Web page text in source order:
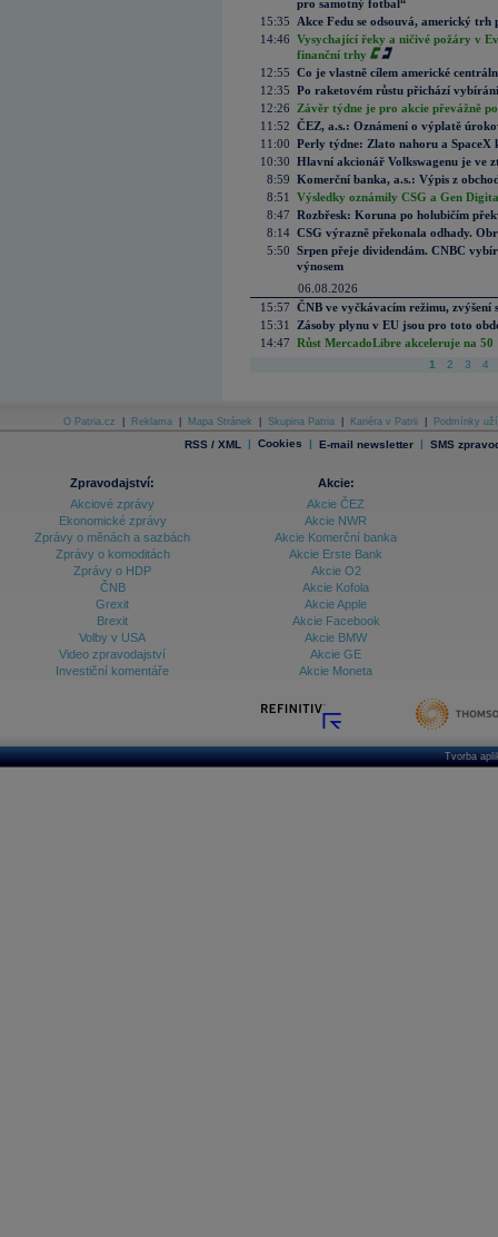
pro samotný fotbal“
15:35
Akce Fedu se odsouvá, americký
14:46 Vysychající řeky a ničivé požáry v
finanční trhy
12:55 Co je vlastně cílem americké
12:35 Po raketovém růstu přichází
12:26
Závěr týdne je pro akcie převážně
11:52 ČEZ, a.s.: Oznámení o výplatě
11:00 Perly týdne: Zlato nahoru a SpaceX
10:30 Hlavní akcionář Volkswagenu je ve
8:59 Komerční banka, a.s.: Výpis z
8:51
Výsledky oznámily CSG a Gen
8:47 Rozbřesk: Koruna po holubičím
8:14 CSG výrazně překonala odhady.
5:50 Srpen přeje dividendám. CNBC
výnosem
06.08.2026
15:57 ČNB ve vyčkávacím režimu, zvýšení
15:31
Zásoby plynu v EU jsou pro toto
14:47 Růst MercadoLibre akceleruje na
1 2 3 4
O Patria.cz Reklama Mapa Stránek Skupina Patria Kariéra v Patrii Podmínky
RSS / XML | Cookies | E-mail newsletter | SMS
Zpravodajství:
Akciové zprávy
Ekonomické zprávy
Zprávy o měnách a sazbách
Zprávy o komoditách
Zprávy o HDP
ČNB
Grexit
Brexit
Volby v USA
Video zpravodajství
Investiční komentáře
Akcie:
Akcie ČEZ
Akcie NWR
Akcie Komerční banka
Akcie Erste Bank
Akcie O2
Akcie Kofola
Akcie Apple
Akcie Facebook
Akcie BMW
Akcie GE
Akcie Moneta
Tvorba